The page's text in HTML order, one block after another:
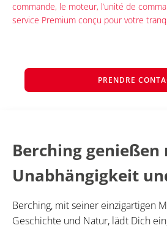
commande, le moteur, l’unité de
service Premium conçu pour votre
PRENDRE
Berching
Unabhängigkeit
Berching, mit seiner einzigartigen
Geschichte und Natur, lädt Dich